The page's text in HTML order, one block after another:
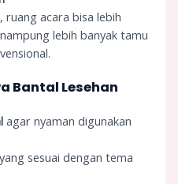
ruang acara bisa lebih
lebih banyak tamu
Bantal Lesehan
agar nyaman digunakan
yang sesuai dengan tema